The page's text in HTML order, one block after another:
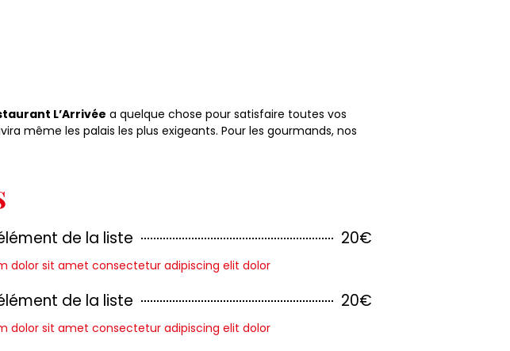
L’Arrivée a quelque chose pour satisfaire toutes vos
même les palais les plus exigeants. Pour les gourmands, nos
de la liste 20€
dolor sit amet consectetur adipiscing elit dolor
de la liste 20€
dolor sit amet consectetur adipiscing elit dolor